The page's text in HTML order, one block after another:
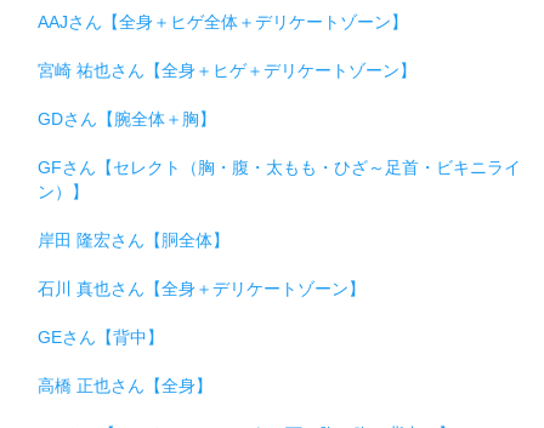
AAJさん【全身＋ヒゲ全体＋デリケートゾーン】
宮崎 祐也さん【全身＋ヒゲ＋デリケートゾーン】
GDさん【腕全体＋胸】
GFさん【セレクト（胸・腹・太もも・ひざ～足首・ビキニライ
ン）】
岸田 隆宏さん【胴全体】
石川 真也さん【全身＋デリケートゾーン】
GEさん【背中】
高橋 正也さん【全身】